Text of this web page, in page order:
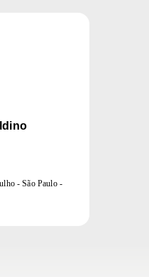
- São Paulo -